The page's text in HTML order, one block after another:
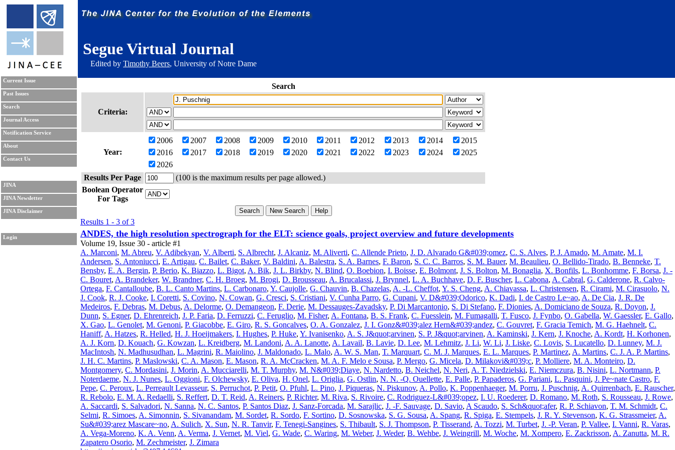
Segue Virtual Journal
Edited by Timothy Beers, University of Notre Dame
Current Issue
Past Issues
Search
Journal Access
Notification Service
About
Contact Us
JINA
JINA Newsletter
JINA Disclaimer
Login
Search
Criteria:
Year:
2006 2007 2008 2009 2010 2011 2012 2013 2014
2015
2016
2017 2018 2019 2020 2021 2022 2023 2024
2025
2026
Results Per Page
(100 is the maximum results per page allowed.)
Boolean Operator
For Tags
Results 1 - 3 of 3
ANDES, the high resolution spectrograph for the ELT: science goals, project overview and future developments
Volume 19, Issue 30 - article #1
A. Marconi, M. Abreu, V. Adibekyan, V. Alberti, S. Albrecht, J. Alcaniz, M. Aliverti, C. Allende Prieto, J. D. Alvarado G&#039;omez, C. S. Alves, P. J. Amado, M. Amate, M. I.
Andersen, S. Antoniucci, E. Artigau, C. Bailet, C. Baker, V. Baldini, A. Balestra, S. A. Barnes, F. Baron, S. C. C. Barros, S. M. Bauer, M. Beaulieu, O. Bellido-Tirado, B. Benneke, T.
Bensby, E. A. Bergin, P. Berio, K. Biazzo, L. Bigot, A. Bik, J. L. Birkby, N. Blind, O. Boebion, I. Boisse, E. Bolmont, J. S. Bolton, M. Bonaglia, X. Bonfils, L. Bonhomme, F. Borsa, J. -
C. Bouret, A. Brandeker, W. Brandner, C. H. Broeg, M. Brogi, D. Brousseau, A. Brucalassi, J. Brynnel, L. A. Buchhave, D. F. Buscher, L. Cabona, A. Cabral, G. Calderone, R. Calvo-
Ortega, F. Cantalloube, B. L. Canto Martins, L. Carbonaro, Y. Caujolle, G. Chauvin, B. Chazelas, A. -L. Cheffot, Y. S. Cheng, A. Chiavassa, L. Christensen, R. Cirami, M. Cirasuolo, N.
J. Cook, R. J. Cooke, I. Coretti, S. Covino, N. Cowan, G. Cresci, S. Cristiani, V. Cunha Parro, G. Cupani, V. D&#039;Odorico, K. Dadi, I. de Castro Le~ao, A. De Cia, J. R. De
Medeiros, F. Debras, M. Debus, A. Delorme, O. Demangeon, F. Derie, M. Dessauges-Zavadsky, P. Di Marcantonio, S. Di Stefano, F. Dionies, A. Domiciano de Souza, R. Doyon, J.
Dunn, S. Egner, D. Ehrenreich, J. P. Faria, D. Ferruzzi, C. Feruglio, M. Fisher, A. Fontana, B. S. Frank, C. Fuesslein, M. Fumagalli, T. Fusco, J. Fynbo, O. Gabella, W. Gaessler, E. Gallo,
X. Gao, L. Genolet, M. Genoni, P. Giacobbe, E. Giro, R. S. Goncalves, O. A. Gonzalez, J. I. Gonz&#039;alez Hern&#039;andez, C. Gouvret, F. Gracia Temich, M. G. Haehnelt, C.
Haniff, A. Hatzes, R. Helled, H. J. Hoeijmakers, I. Hughes, P. Huke, Y. Ivanisenko, A. S. J&quot;arvinen, S. P. J&quot;arvinen, A. Kaminski, J. Kern, J. Knoche, A. Kordt, H. Korhonen,
A. J. Korn, D. Kouach, G. Kowzan, L. Kreidberg, M. Landoni, A. A. Lanotte, A. Lavail, B. Lavie, D. Lee, M. Lehmitz, J. Li, W. Li, J. Liske, C. Lovis, S. Lucatello, D. Lunney, M. J.
MacIntosh, N. Madhusudhan, L. Magrini, R. Maiolino, J. Maldonado, L. Malo, A. W. S. Man, T. Marquart, C. M. J. Marques, E. L. Marques, P. Martinez, A. Martins, C. J. A. P. Martins,
J. H. C. Martins, P. Maslowski, C. A. Mason, E. Mason, R. A. McCracken, M. A. F. Melo e Sousa, P. Mergo, G. Micela, D. Milakovi&#039;c, P. Molliere, M. A. Monteiro, D.
Montgomery, C. Mordasini, J. Morin, A. Mucciarelli, M. T. Murphy, M. N&#039;Diaye, N. Nardetto, B. Neichel, N. Neri, A. T. Niedzielski, E. Niemczura, B. Nisini, L. Nortmann, P.
Noterdaeme, N. J. Nunes, L. Oggioni, F. Olchewsky, E. Oliva, H. Onel, L. Origlia, G. Ostlin, N. N. -Q. Ouellette, E. Palle, P. Papaderos, G. Pariani, L. Pasquini, J. Pe~nate Castro, F.
Pepe, C. Peroux, L. Perreault Levasseur, S. Perruchot, P. Petit, O. Pfuhl, L. Pino, J. Piqueras, N. Piskunov, A. Pollo, K. Poppenhaeger, M. Porru, J. Puschnig, A. Quirrenbach, E. Rauscher,
R. Rebolo, E. M. A. Redaelli, S. Reffert, D. T. Reid, A. Reiners, P. Richter, M. Riva, S. Rivoire, C. Rodriguez-L&#039;opez, I. U. Roederer, D. Romano, M. Roth, S. Rousseau, J. Rowe,
A. Saccardi, S. Salvadori, N. Sanna, N. C. Santos, P. Santos Diaz, J. Sanz-Forcada, M. Sarajlic, J. -F. Sauvage, D. Savio, A Scaudo, S. Sch&quot;afer, R. P. Schiavon, T. M. Schmidt, C.
Selmi, R. Simoes, A. Simonnin, S. Sivanandam, M. Sordet, R. Sordo, F. Sortino, D. Sosnowska, S. G. Sousa, A. Spang, R. Spiga, E. Stempels, J. R. Y. Stevenson, K. G. Strassmeier, A.
Su&#039;arez Mascare~no, A. Sulich, X. Sun, N. R. Tanvir, F. Tenegi-Sangines, S. Thibault, S. J. Thompson, P. Tisserand, A. Tozzi, M. Turbet, J. -P. Veran, P. Vallee, I. Vanni, R. Varas,
A. Vega-Moreno, K. A. Venn, A. Verma, J. Vernet, M. Viel, G. Wade, C. Waring, M. Weber, J. Weder, B. Wehbe, J. Weingrill, M. Woche, M. Xompero, E. Zackrisson, A. Zanutta, M. R.
Zapatero Osorio, M. Zechmeister, J. Zimara